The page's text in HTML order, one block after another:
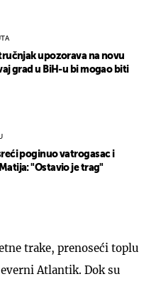
upozorava na novu
grad u BiH-u bi mogao biti
poginuo vatrogasac i
"Ostavio je trag"
trake, prenoseći toplu
Atlantik. Dok su